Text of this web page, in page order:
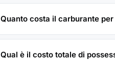
Quanto costa il carburante
Qual è il costo totale di